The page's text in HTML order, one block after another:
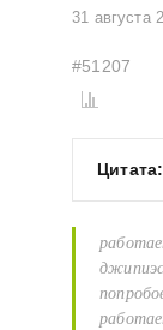
31 августа
#51207